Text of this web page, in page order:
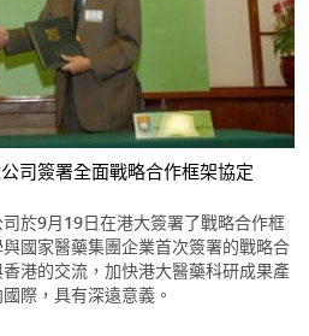
司簽署全面戰略合作框架協定
於9月19日在港大簽署了戰略合作框
國家醫藥集團企業首次簽署的戰略合
港的交流，加快港大醫藥科研成果產
際，具有深遠意義。